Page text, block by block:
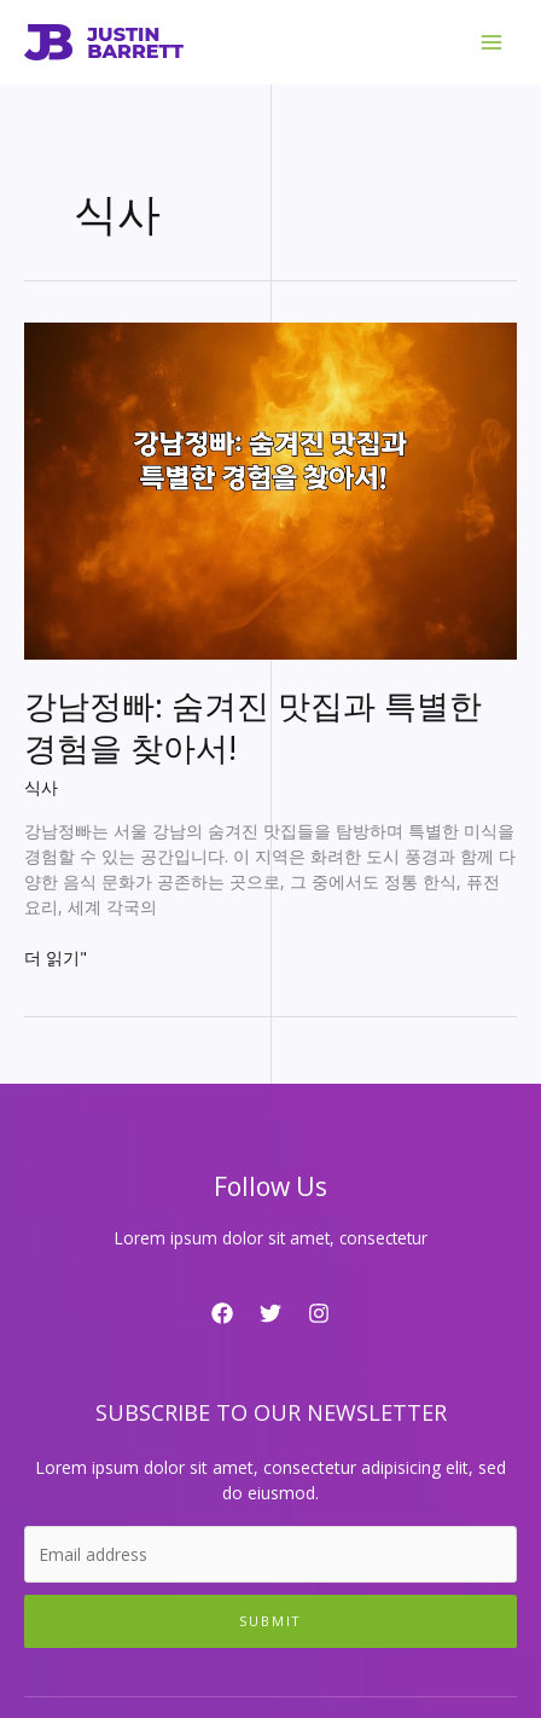
식사
강남정빠: 숨겨진 맛집과 특별한
경험을 찾아서!
식사
강남정빠는 서울 강남의 숨겨진 맛집들을 탐방하며 특별한 미식을
경험할 수 있는 공간입니다. 이 지역은 화려한 도시 풍경과 함께 다
양한 음식 문화가 공존하는 곳으로, 그 중에서도 정통 한식, 퓨전
요리, 세계 각국의
강
겨
더 읽기"
Follow Us
Lorem ipsum dolor sit amet, consectetur
SUBSCRIBE TO OUR NEWSLETTER
Lorem ipsum dolor sit amet, consectetur adipisicing elit, sed
do eiusmod.
SUBMIT